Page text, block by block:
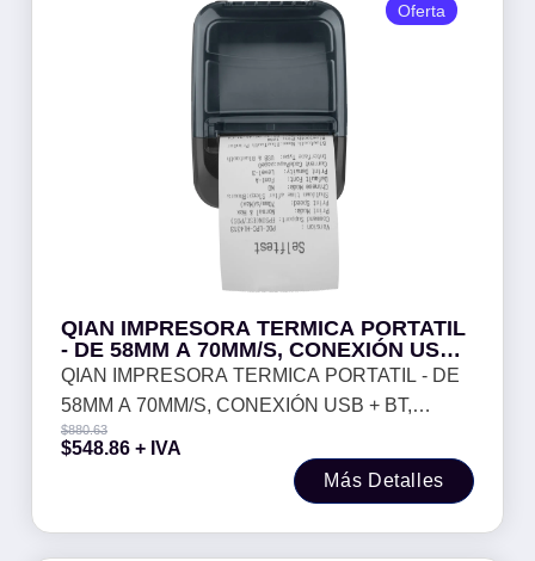
QIAN IMPRESORA TERMICA PORTATIL
- DE 58MM A 70MM/S, CONEXIÓN USB +
BT, BATERIA 2600 MAH DE LITIO, CON
CUBIERTA PROTECTORA, MOD. QOP-
T58UB-RP
QIAN IMPRESORA TERMICA PORTATIL - DE
58MM A 70MM/S, CONEXIÓN USB + BT,
BATERIA 2600 MAH DE LITIO, CON
CUBIERTA PROTECTORA, MOD. QOP-
$880.63
$548.86 + IVA
Más Detalles
Oferta